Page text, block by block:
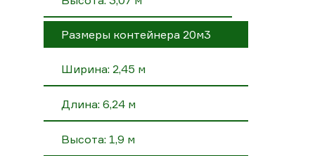
Размеры контейнера 20м3
Ширина: 2,45 м
Длина: 6,24 м
Высота: 1,9 м